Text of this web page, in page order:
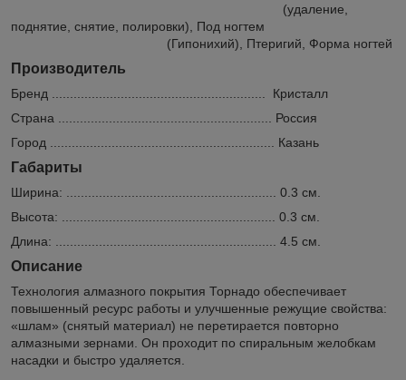
(удаление,
поднятие, снятие, полировки), Под ногтем
(Гипонихий), Птеригий, Форма ногтей
Производитель
Бренд ........................................................... Кристалл
Страна ........................................................... Россия
Город .............................................................. Казань
Габариты
Ширина: .......................................................... 0.3 см.
Высота: ........................................................... 0.3 см.
Длина: ............................................................. 4.5 см.
Описание
Технология алмазного покрытия Торнадо обеспечивает
повышенный ресурс работы и улучшенные режущие свойства:
«шлам» (снятый материал) не перетирается повторно
алмазными зернами. Он проходит по спиральным желобкам
насадки и быстро удаляется.